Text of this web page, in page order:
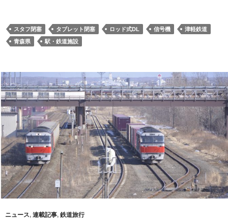
スタフ閉塞 タブレット閉塞 ロッド式DL 信号機
津軽鉄道
青森県
駅・鉄道施設
ニュース, 連載記事, 鉄道旅行